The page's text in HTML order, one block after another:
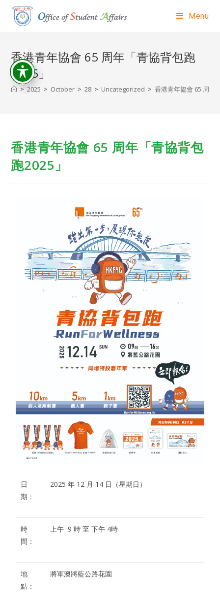
Menu
香港青年協會 65 周年「青協背包跑
2025」
> 2025 > October > 28 > Uncategorized > 香港青年協會 65 周年
香港青年協會 65 周年「青協背包
跑2025」
日
期：
2025 年 12 月 14 日（星期日）
時
間：
上午 9 時 至 下午 4時
地
點：
將軍澳將藍公路花園